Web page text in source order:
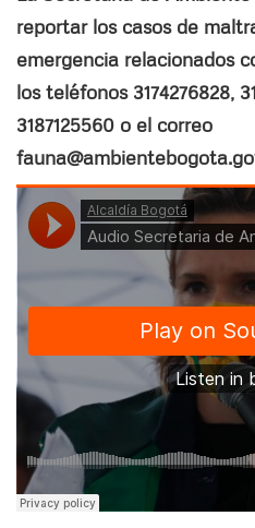
reportar los casos de
emergencia relacionados
los teléfonos 3174276828,
3187125560 o el correo